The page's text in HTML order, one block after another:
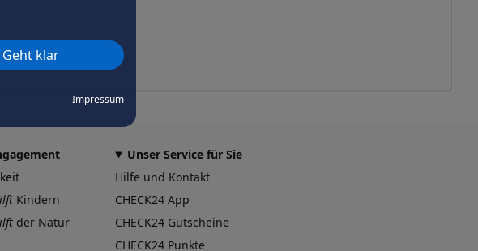
Geht klar
Impressum
Kindern
der Natur
Unser Service für Sie
Hilfe und Kontakt
CHECK24 App
CHECK24 Gutscheine
CHECK24 Punkte